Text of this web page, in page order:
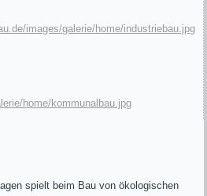
images/galerie/home/industriebau.jpg
home/kommunalbau.jpg
spielt beim Bau von ökologischen